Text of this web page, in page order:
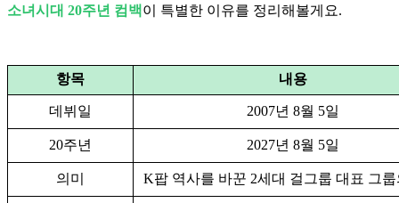
소녀시대 20주년 컴백이 특별한 이유를 정리해볼게요.
항목 내용
데뷔일 2007년 8월 5일
20주년 2027년 8월 5일
의미 K팝 역사를 바꾼 2세대 걸그룹 대표 그룹